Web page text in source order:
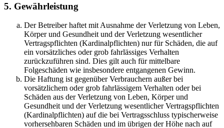
5. Gewährleistung
Der Betreiber haftet mit Ausnahme der Verletzung von Leben,
Körper und Gesundheit und der Verletzung wesentlicher
Vertragspflichten (Kardinalpflichten) nur für Schäden, die auf
ein vorsätzliches oder grob fahrlässiges Verhalten
zurückzuführen sind. Dies gilt auch für mittelbare
Folgeschäden wie insbesondere entgangenen Gewinn.
Die Haftung ist gegenüber Verbrauchern außer bei
vorsätzlichem oder grob fahrlässigem Verhalten oder bei
Schäden aus der Verletzung von Leben, Körper und
Gesundheit und der Verletzung wesentlicher Vertragspflichten
(Kardinalpflichten) auf die bei Vertragsschluss typischerweise
vorhersehbaren Schäden und im übrigen der Höhe nach auf